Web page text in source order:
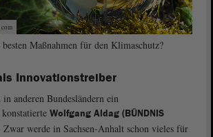
Maßnahmen für den Klimaschutz?
Innovationstreiber
in anderen Bundesländern ein
Wolfgang Aldag (BÜNDNIS
Zwar werde in Sachsen-Anhalt schon vieles für